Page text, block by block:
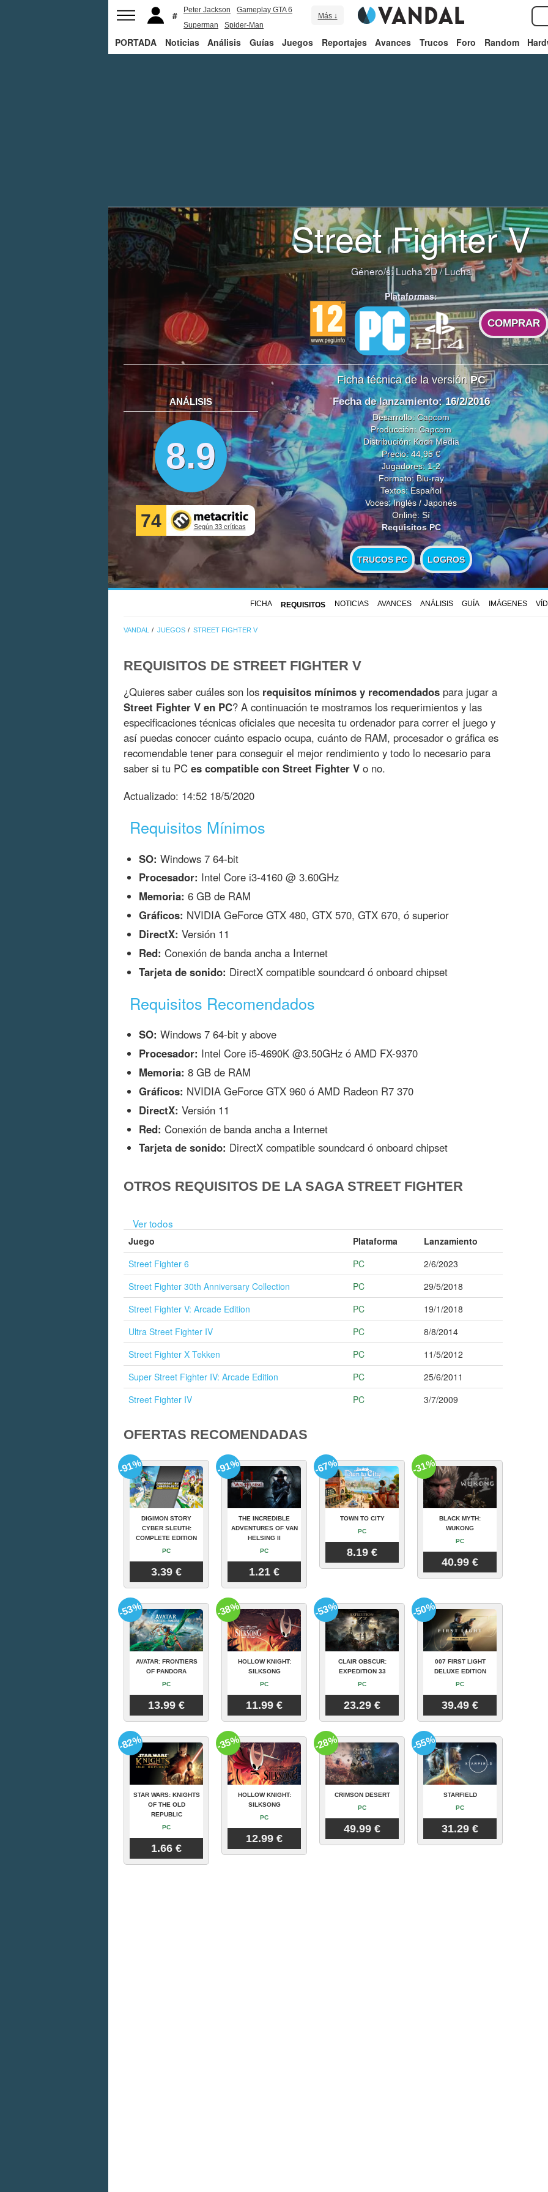
Peter Jackson
Gameplay GTA 6
Superman
Spider-Man
Más ↓
PORTADA Noticias Análisis Guías Juegos Reportajes Avances Trucos Foro Random
Street Fighter V
Género/s:Lucha 2D/Lucha
Plataformas:
COMPRAR
Ficha técnica de la versiónPC
ANÁLISIS
8.9
74 Según 33 críticas
Fecha de lanzamiento: 16/2/2016
Desarrollo: Capcom
Producción:Capcom
Distribución: Koch Media
Precio: 44,95 €
Jugadores: 1-2
Formato: Blu-ray
Textos: Español
Voces: Inglés / Japonés
Online: Sí
Requisitos PC
TRUCOS PC LOGROS
FICHA REQUISITOS NOTICIAS AVANCES ANÁLISIS GUÍA IMÁGENES
VANDAL JUEGOS STREET FIGHTER V
REQUISITOS DE STREET FIGHTER V
¿Quieres saber cuáles son los requisitos mínimos y recomendados para jugar a
Street Fighter V en PC? A continuación te mostramos los requerimientos y las
especificaciones técnicas oficiales que necesita tu ordenador para correr el juego y
así puedas conocer cuánto espacio ocupa, cuánto de RAM, procesador o gráfica es
recomendable tener para conseguir el mejor rendimiento y todo lo necesario para
saber si tu PC es compatible con Street Fighter V o no.
Actualizado: 14:52 18/5/2020
Requisitos Mínimos
SO: Windows 7 64-bit
Procesador: Intel Core i3-4160 @ 3.60GHz
Memoria: 6 GB de RAM
Gráficos: NVIDIA GeForce GTX 480, GTX 570, GTX 670, ó superior
DirectX: Versión 11
Red: Conexión de banda ancha a Internet
Tarjeta de sonido: DirectX compatible soundcard ó onboard chipset
Requisitos Recomendados
SO: Windows 7 64-bit y above
Procesador: Intel Core i5-4690K @3.50GHz ó AMD FX-9370
Memoria: 8 GB de RAM
Gráficos: NVIDIA GeForce GTX 960 ó AMD Radeon R7 370
DirectX: Versión 11
Red: Conexión de banda ancha a Internet
Tarjeta de sonido: DirectX compatible soundcard ó onboard chipset
OTROS REQUISITOS DE LA SAGA STREET FIGHTER
Ver todos
Juego Plataforma
Lanzamiento
Street Fighter 6
PC
2/6/2023
Street Fighter 30th Anniversary Collection
PC
29/5/2018
Street Fighter V: Arcade Edition
PC
19/1/2018
Ultra Street Fighter IV
PC
8/8/2014
Street Fighter X Tekken
PC
11/5/2012
Super Street Fighter IV: Arcade Edition
PC
25/6/2011
Street Fighter IV
PC 3/7/2009
OFERTAS RECOMENDADAS
DIGIMON STORY
CYBER SLEUTH:
COMPLETE EDITION
PC
3.39 €
-91%
THE INCREDIBLE
ADVENTURES OF VAN
HELSING II
PC
1.21 €
-91%
TOWN TO CITY
PC
8.19 €
-67%
BLACK MYTH:
WUKONG
PC
40.99 €
-31%
AVATAR: FRONTIERS
OF PANDORA
PC
13.99 €
-53%
HOLLOW KNIGHT:
SILKSONG
PC
11.99 €
-38%
CLAIR OBSCUR:
EXPEDITION 33
PC
23.29 €
-53%
007 FIRST LIGHT
DELUXE EDITION
PC
39.49 €
-50%
STAR WARS: KNIGHTS
OF THE OLD
REPUBLIC
PC
1.66 €
-82%
HOLLOW KNIGHT:
SILKSONG
PC
12.99 €
-35%
CRIMSON DESERT
PC
49.99 €
-28%
STARFIELD
PC
31.29 €
-55%